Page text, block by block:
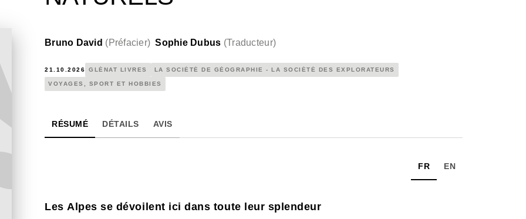
Bruno David (Préfacier) Sophie Dubus (Traducteur)
21.10.2026 GLÉNAT LIVRES LA SOCIÉTÉ DE GÉOGRAPHIE - LA SOCIÉTÉ DES EXPLORATEURS
VOYAGES, SPORT ET HOBBIES
RÉSUMÉ DÉTAILS AVIS
FR EN
Les Alpes se dévoilent ici dans toute leur splendeur